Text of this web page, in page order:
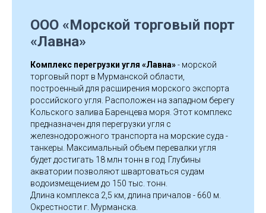
ООО «Морской торговый порт
«Лавна»
Комплекс перегрузки угля «Лавна»- морской
торговый порт в Мурманской области,
построенный для расширения морского экспорта
российского угля. Расположен на западном берегу
Кольского залива Баренцева моря. Этот комплекс
предназначен для перегрузки угля с
железнодорожного транспорта на морские суда -
танкеры. Максимальный объем перевалки угля
будет достигать 18 млн тонн в год. Глубины
акватории позволяют швартоваться судам
водоизмещением до 150 тыс. тонн.
Длина комплекса 2,5 км, длина причалов - 660 м.
Окрестности г. Мурманска.